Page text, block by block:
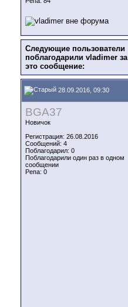
Следующие пользователи
поблагодарили vladimer за
это сообщение:
28.09.2016, 09:30
BGA37
Новичок
Регистрация: 26.08.2016
Сообщений: 4
Поблагодарил: 0
Поблагодарили один раз в одном
сообщении
Репа: 0